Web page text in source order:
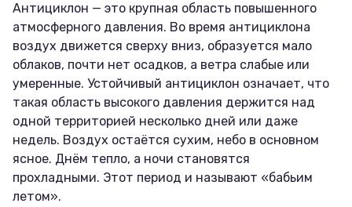
Антициклон — это крупная область повышенного
атмосферного давления. Во время антициклона
воздух движется сверху вниз, образуется мало
облаков, почти нет осадков, а ветра слабые или
умеренные. Устойчивый антициклон означает, что
такая область высокого давления держится над
одной территорией несколько дней или даже
недель. Воздух остаётся сухим, небо в основном
ясное. Днём тепло, а ночи становятся
прохладными. Этот период и называют «бабьим
летом».